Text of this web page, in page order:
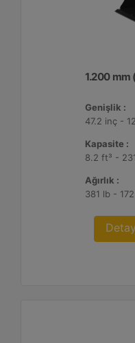
1.200 mm
Genişlik :
47.2 inç -
Kapasite :
8.2 ft³ -
Ağırlık :
381 lb -
Detay